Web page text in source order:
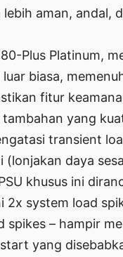
aman, andal,
Plus Platinum,
biasa,
fitur
tambahan yang
transient
(lonjakan daya
khusus ini
2x system load
spikes – hampir
yang